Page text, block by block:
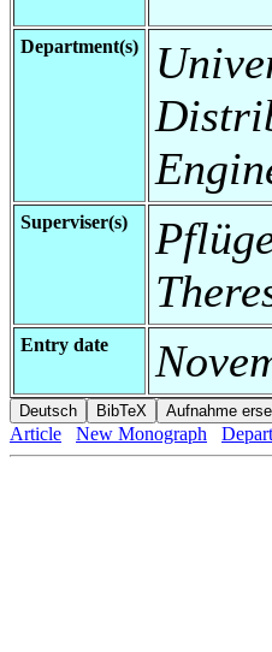
Department(s)
Superviser(s)
Entry date
Article New Monograph